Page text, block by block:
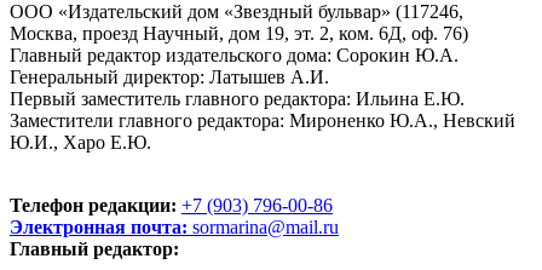
ООО «Издательский дом «Звездный бульвар» (117246,
Москва, проезд Научный, дом 19, эт. 2, ком. 6Д, оф. 76)
Главный редактор издательского дома: Сорокин Ю.А.
Генеральный директор: Латышев А.И.
Первый заместитель главного редактора: Ильина Е.Ю.
Заместители главного редактора: Мироненко Ю.А., Невский
Ю.И., Харо Е.Ю.
Телефон редакции: +7 (903) 796-00-86
Электронная почта: sormarina@mail.ru
Главный редактор: